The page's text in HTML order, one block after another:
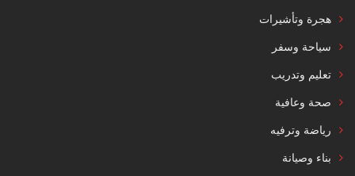
هجرة وتأشيرات
سياحة وسفر
تعليم وتدريب
صحة وعافية
رياضة وترفيه
بناء وصيانة